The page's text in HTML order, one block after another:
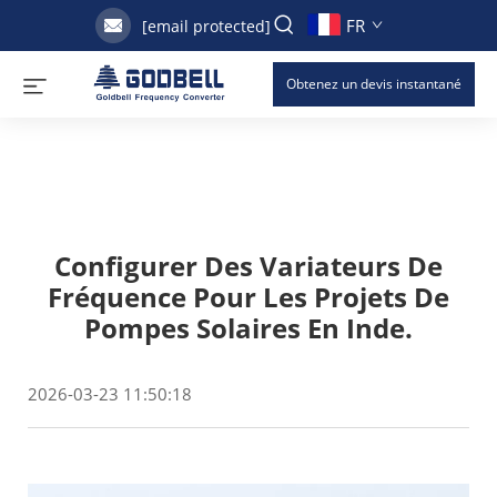
[email protected] FR
Obtenez un devis instantané
Configurer Des Variateurs De
Fréquence Pour Les Projets De
Pompes Solaires En Inde.
2026-03-23 11:50:18